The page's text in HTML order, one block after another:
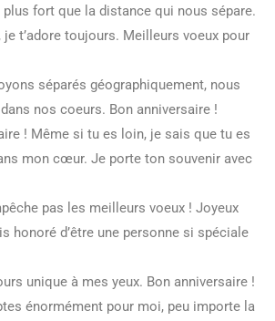
fort que la distance qui nous sépare.
t’adore toujours. Meilleurs voeux pour
séparés géographiquement, nous
nos coeurs. Bon anniversaire !
! Même si tu es loin, je sais que tu es
mon cœur. Je porte ton souvenir avec
pas les meilleurs voeux ! Joyeux
honoré d’être une personne si spéciale
unique à mes yeux. Bon anniversaire !
énormément pour moi, peu importe la